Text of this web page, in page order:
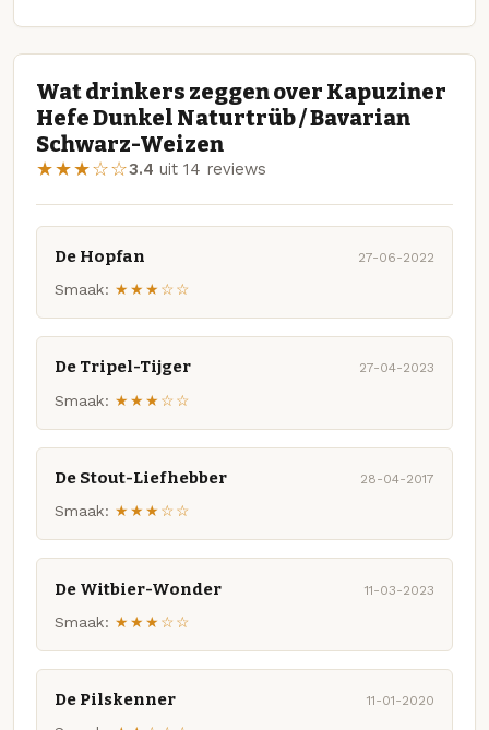
Wat drinkers zeggen over Kapuziner
Hefe Dunkel Naturtrüb / Bavarian
Schwarz-Weizen
★★★☆☆3.4 uit 14 reviews
De Hopfan 27-06-2022
Smaak: ★★★☆☆
De Tripel-Tijger 27-04-2023
Smaak: ★★★☆☆
De Stout-Liefhebber 28-04-2017
Smaak: ★★★☆☆
De Witbier-Wonder 11-03-2023
Smaak: ★★★☆☆
De Pilskenner 11-01-2020